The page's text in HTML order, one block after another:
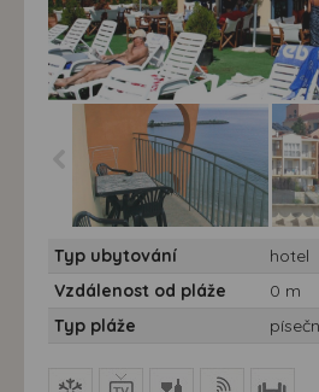
Bulharsko, Ravda - Hotel
Evridika
Typ ubytování
hotel
Vzdálenost od pláže
0 m
Typ pláže